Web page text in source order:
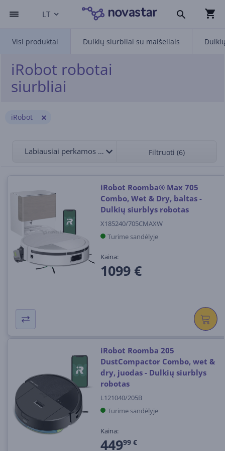
LT
Visi produktai Dulkių siurbliai su maišeliais
iRobot robotai
siurbliai
iRobot
Labiausiai perkamos viršuje Filtruoti (6)
iRobot Roomba® Max 705
Combo, Wet & Dry, baltas -
Dulkių siurblys robotas
X185240/705CMAXW
Turime sandėlyje
Kaina:
1099 €
iRobot Roomba 205
DustCompactor Combo, wet &
dry, juodas - Dulkių siurblys
robotas
L121040/205B
Turime sandėlyje
Kaina:
44999 €